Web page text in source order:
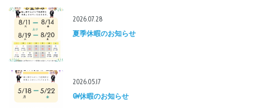
2026.07.28
夏季休暇のお知らせ
2026.05.17
GW休暇のお知らせ